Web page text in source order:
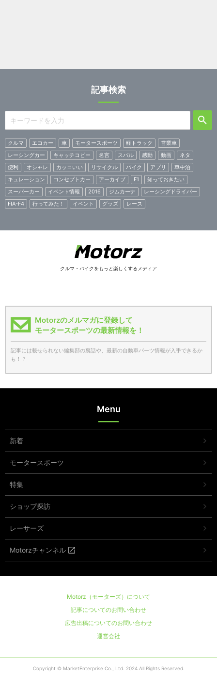
記事検索
クルマ エコカー 車 モータースポーツ 軽トラック
営業車
レーシングカー
キャッチコピー 名言 スバル 感動 動画
ネタ
便利
オシャレ カッコいい リサイクル バイク アプリ
車中泊
キュレーション
コンセプトカー アーカイブ F1
知っておきたい
スーパーカー
イベント情報 2016 ジムカーナ
レーシングドライバー
FIA-F4
行ってみた！ イベント グッズ レース
クルマ・バイクをもっと楽しくするメディア
Motorzのメルマガに登録して
モータースポーツの最新情報を！
記事には載せられない編集部の裏話や、最新の自動車パーツ情報が入手できるか
も！？
Menu
新着
モータースポーツ
特集
ショップ探訪
レーサーズ
Motorzチャンネル
Motorz（モーターズ）について
記事についてのお問い合わせ
広告出稿についてのお問い合わせ
運営会社
Copyright © MarketEnterprise Co., Ltd. 2024 All Rights Reserved.